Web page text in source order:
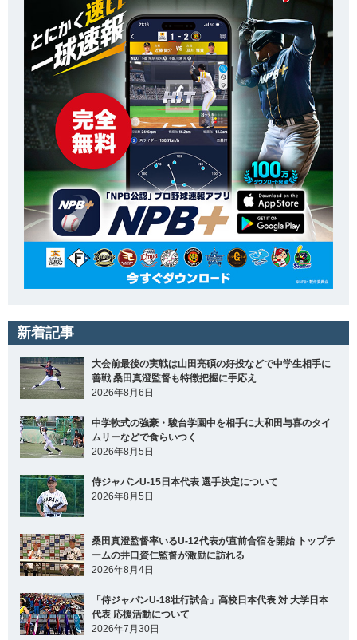
新着記事
大会前最後の実戦は山田亮碩の好投などで中学生相手に
善戦 桑田真澄監督も特徴把握に手応え
2026年8月6日
中学軟式の強豪・駿台学園中を相手に大和田与喜のタイ
ムリーなどで食らいつく
2026年8月5日
侍ジャパンU-15日本代表 選手決定について
2026年8月5日
桑田真澄監督率いるU-12代表が直前合宿を開始 トップチ
ームの井口資仁監督が激励に訪れる
2026年8月4日
「侍ジャパンU-18壮行試合」高校日本代表 対 大学日本
代表 応援活動について
2026年7月30日